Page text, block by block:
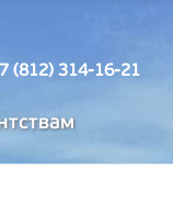
(812) 314-16-21